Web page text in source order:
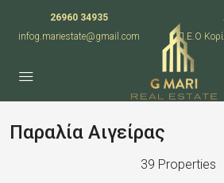
26960 34935
infog.mariestate@gmail.com
Π.Ε.Ο
Παραλία Αιγείρας
39 Properties